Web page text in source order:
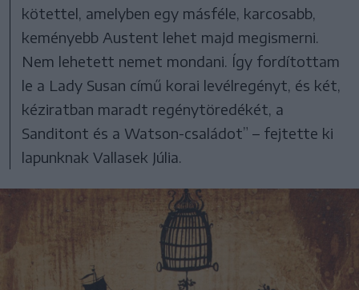
kötettel, amelyben egy másféle, karcosabb,
keményebb Austent lehet majd megismerni.
Nem lehetett nemet mondani. Így fordítottam
le a Lady Susan című korai levélregényt, és két,
kéziratban maradt regénytöredékét, a
Sanditont és a Watson-családot” – fejtette ki
lapunknak Vallasek Júlia.